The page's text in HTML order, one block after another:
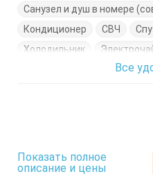
Санузел и душ в номере
Кондиционер
СВЧ
Холодильник
Кресло-
Все
Показать полное
описание и цены